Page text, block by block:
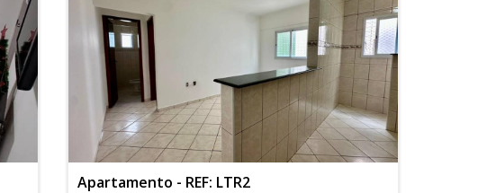
Apartamento - REF: LTR2